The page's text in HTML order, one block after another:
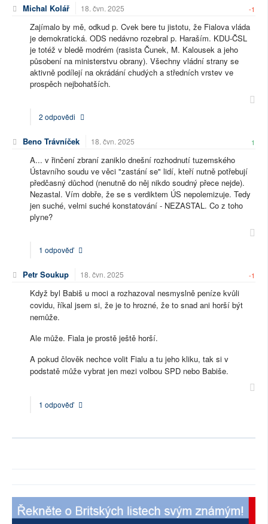
Michal Kolář 18. čvn. 2025 -1
Zajímalo by mě, odkud p. Cvek bere tu jistotu, že Fialova vláda
je demokratická. ODS nedávno rozebral p. Haraším. KDU-ČSL
je totéž v bledě modrém (rasista Čunek, M. Kalousek a jeho
působení na ministerstvu obrany). Všechny vládní strany se
aktivně podílejí na okrádání chudých a středních vrstev ve
prospěch nejbohatších.
2 odpovědi
Beno Trávníček 18. čvn. 2025 1
A... v řinčení zbraní zaniklo dnešní rozhodnutí tuzemského
Ústavního soudu ve věci "zastání se" lidí, kteří nutně potřebují
předčasný důchod (nenutně do něj nikdo soudný přece nejde).
Nezastal. Vím dobře, že se s verdiktem ÚS nepolemizuje. Tedy
jen suché, velmi suché konstatování - NEZASTAL. Co z toho
plyne?
1 odpověď
Petr Soukup 18. čvn. 2025 -1
Když byl Babiš u moci a rozhazoval nesmyslně peníze kvůli
covidu, říkal jsem si, že je to hrozné, že to snad ani horší být
nemůže.
Ale může. Fiala je prostě ještě horší.
A pokud člověk nechce volit Fialu a tu jeho kliku, tak si v
podstatě může vybrat jen mezi volbou SPD nebo Babiše.
1 odpověď